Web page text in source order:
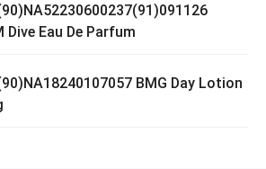
Dive Eau De Parfum
BMG Day Lotion